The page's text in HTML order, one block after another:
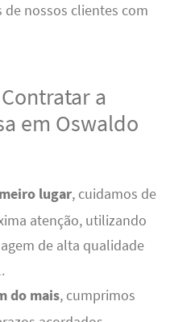
de nossos clientes com
a
em Oswaldo
lugar, cuidamos de
atenção, utilizando
de alta qualidade
do mais, cumprimos